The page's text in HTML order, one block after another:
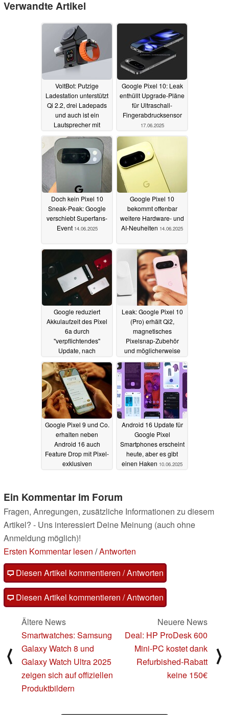
Verwandte Artikel
VoltBot: Putzige
Ladestation unterstützt
Qi 2.2, drei Ladepads
und auch ist ein
Lautsprecher mit
Touchscreen12.08.2025
Google Pixel 10: Leak
enthüllt Upgrade-Pläne
für Ultraschall-
Fingerabdrucksensor
17.06.2025
Doch kein Pixel 10
Sneak-Peak: Google
verschiebt Superfans-
Event 14.06.2025
Google Pixel 10
bekommt offenbar
weitere Hardware- und
AI-Neuheiten 14.06.2025
Google reduziert
Akkulaufzeit des Pixel
6a durch
"verpflichtendes"
Update, nach
mehreren Bränden
12.06.2025
Leak: Google Pixel 10
(Pro) erhält Qi2,
magnetisches
Pixelsnap-Zubehör
und möglicherweise
drahtlose 60W
Schnellladung
11.06.2025
Google Pixel 9 und Co.
erhalten neben
Android 16 auch
Feature Drop mit Pixel-
exklusiven
Android 16 Update für
Google Pixel
Smartphones erscheint
heute, aber es gibt
einen Haken 10.06.2025
Ein Kommentar im Forum
Fragen, Anregungen, zusätzliche Informationen zu diesem
Artikel? - Uns interessiert Deine Meinung (auch ohne
Anmeldung möglich)!
Ersten Kommentar lesen /Antworten
Diesen Artikel kommentieren / Antworten
Diesen Artikel kommentieren / Antworten
⟨
Ältere News
Smartwatches: Samsung
Galaxy Watch 8 und
Galaxy Watch Ultra 2025
zeigen sich auf offiziellen
Produktbildern
Neuere News
Deal: HP ProDesk 600
Mini-PC kostet dank
Refurbished-Rabatt
keine 150€
⟩